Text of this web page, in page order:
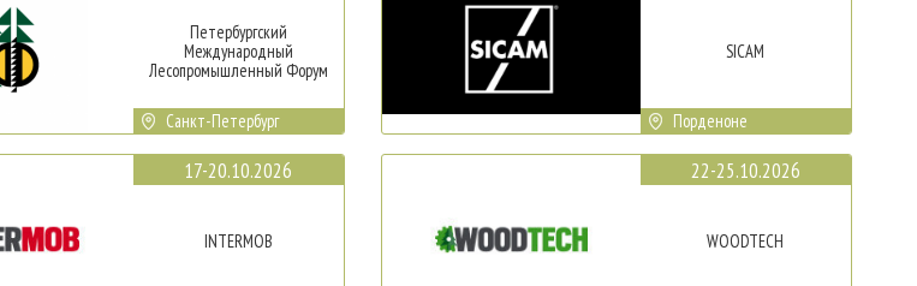
Петербургский
Международный
Лесопромышленный Форум
Санкт-Петербург
17-20.10.2026
INTERMOB
SICAM
Порденоне
22-25.10.2026
WOODTECH